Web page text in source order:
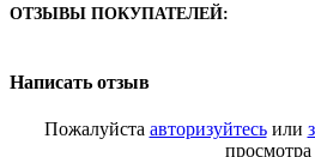
ОТЗЫВЫ ПОКУПАТЕЛЕЙ:
Написать отзыв
Пожалуйста авторизуйтесьили
просмотра